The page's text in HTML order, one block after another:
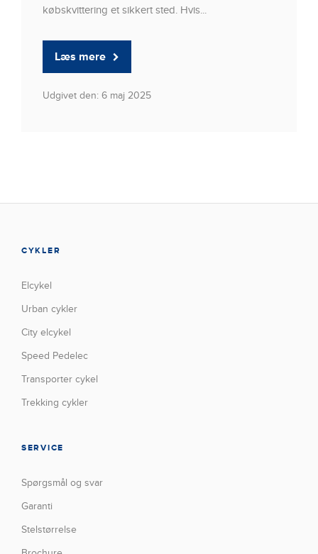
købskvittering et sikkert sted. Hvis...
Læs mere
Udgivet den: 6 maj 2025
CYKLER
Elcykel
Urban cykler
City elcykel
Speed Pedelec
Transporter cykel
Trekking cykler
SERVICE
Spørgsmål og svar
Garanti
Stelstørrelse